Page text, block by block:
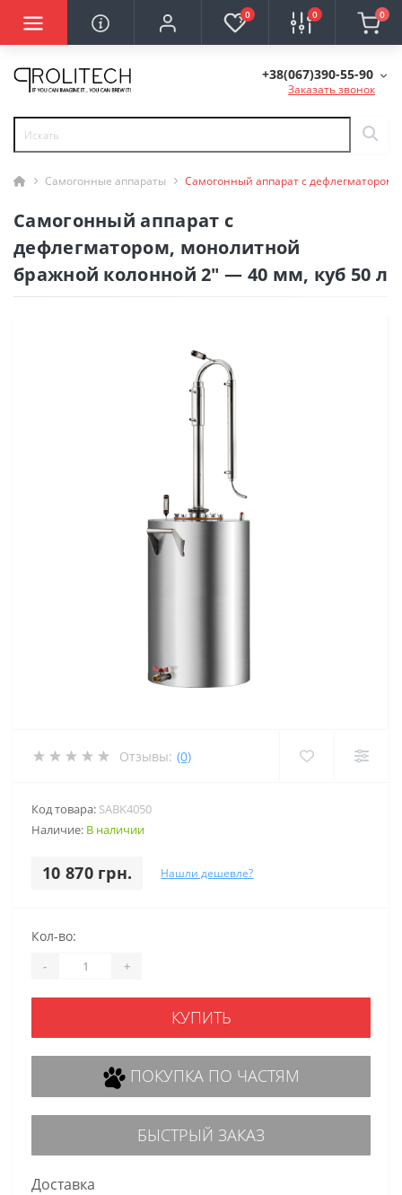
0 0 0
+38(067)390-55-90
Заказать звонок
Самогонные аппараты Самогонный аппарат с
Самогонный аппарат с
дефлегматором, монолитной
бражной колонной 2" — 40 мм, куб 50 л
Отзывы: (0)
Код товара: SABK4050
Наличие: В наличии
10 870 грн. Нашли дешевле?
Кол-во:
- +
КУПИТЬ
ПОКУПКА ПО ЧАСТЯМ
БЫСТРЫЙ ЗАКАЗ
Доставка